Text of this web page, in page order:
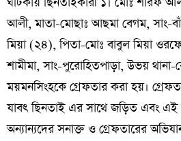
আলী, মাতা-মোছাঃ আছমা বেগম, সাং-
মিয়া (২৪), পিতা-মোঃ বাবুল মিয়া
শামীমা, সাং-পুরোহিতপাড়া, উভয়
ময়মনসিংহকে গ্রেফতার করা হয়।
যাবৎ ছিনতাই এর সাথে জড়িত এবং এই
অন্যান্যদের সনাক্ত ও গ্রেফতারের